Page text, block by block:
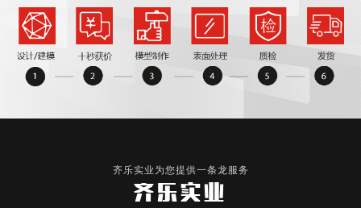
齐乐实业为您提供一条龙服务
齐乐实业